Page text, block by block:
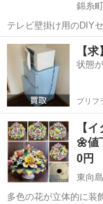
錦糸
テレビ壁掛け用のDIYセットです。 2×4材を使
って設置するタイプです
に伴い不要になったた
出...
東京 墨田区 錦
【
状態
プリフ
【
🌼値
0円
東向
多色の花が立体的に装飾